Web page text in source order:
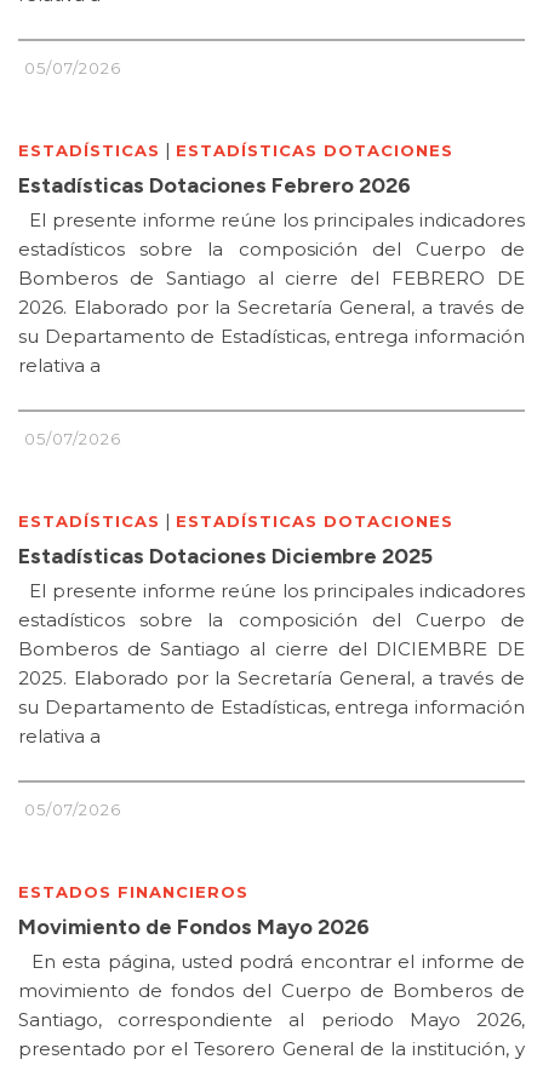
05/07/2026
ESTADÍSTICAS | ESTADÍSTICAS DOTACIONES
Estadísticas Dotaciones Febrero 2026
El presente informe reúne los principales indicadores
estadísticos sobre la composición del Cuerpo de
Bomberos de Santiago al cierre del FEBRERO DE
2026. Elaborado por la Secretaría General, a través de
su Departamento de Estadísticas, entrega información
relativa a
05/07/2026
ESTADÍSTICAS | ESTADÍSTICAS DOTACIONES
Estadísticas Dotaciones Diciembre 2025
El presente informe reúne los principales indicadores
estadísticos sobre la composición del Cuerpo de
Bomberos de Santiago al cierre del DICIEMBRE DE
2025. Elaborado por la Secretaría General, a través de
su Departamento de Estadísticas, entrega información
relativa a
05/07/2026
ESTADOS FINANCIEROS
Movimiento de Fondos Mayo 2026
En esta página, usted podrá encontrar el informe de
movimiento de fondos del Cuerpo de Bomberos de
Santiago, correspondiente al periodo Mayo 2026,
presentado por el Tesorero General de la institución, y